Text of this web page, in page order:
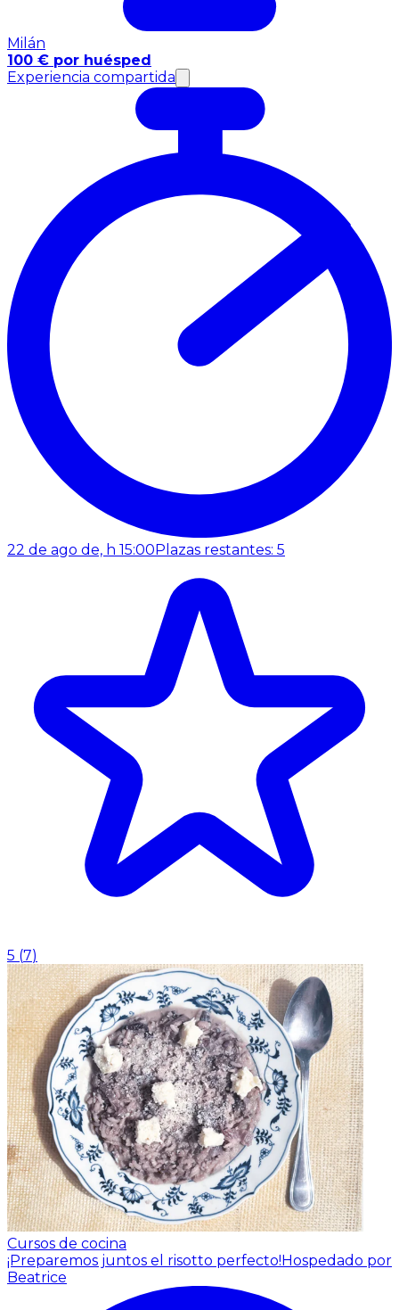
Milán
100 € por huésped
Experiencia compartida
22 de ago de, h 15:00Plazas restantes: 5
5 (7)
Cursos de cocina
¡Preparemos juntos el risotto perfecto!Hospedado por
Beatrice